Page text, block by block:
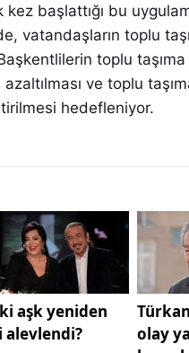
başlattığı bu
vatandaşların toplu
toplu taşıma
azaltılması ve toplu
hedefleniyor.